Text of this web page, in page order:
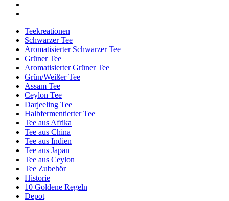
Teekreationen
Schwarzer Tee
Aromatisierter Schwarzer Tee
Grüner Tee
Aromatisierter Grüner Tee
Grün/Weißer Tee
Assam Tee
Ceylon Tee
Darjeeling Tee
Halbfermentierter Tee
Tee aus Afrika
Tee aus China
Tee aus Indien
Tee aus Japan
Tee aus Ceylon
Tee Zubehör
Historie
10 Goldene Regeln
Depot